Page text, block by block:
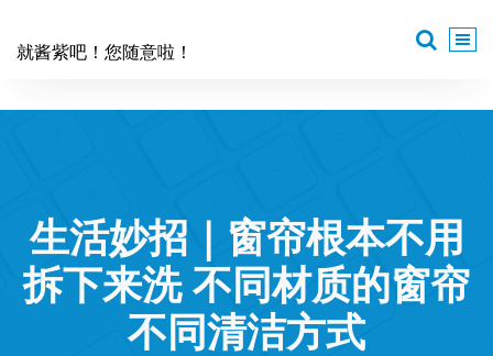
就酱紫吧！您随意啦！
生活妙招｜窗帘根本不用
拆下来洗 不同材质的窗帘
不同清洁方式